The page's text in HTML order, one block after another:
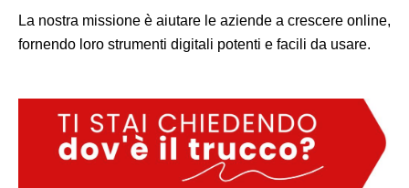
La nostra missione è aiutare le aziende a crescere online,
fornendo loro strumenti digitali potenti e facili da usare.